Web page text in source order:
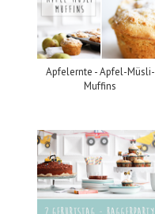
Apfelernte - Apfel-Müsli-
Muffins